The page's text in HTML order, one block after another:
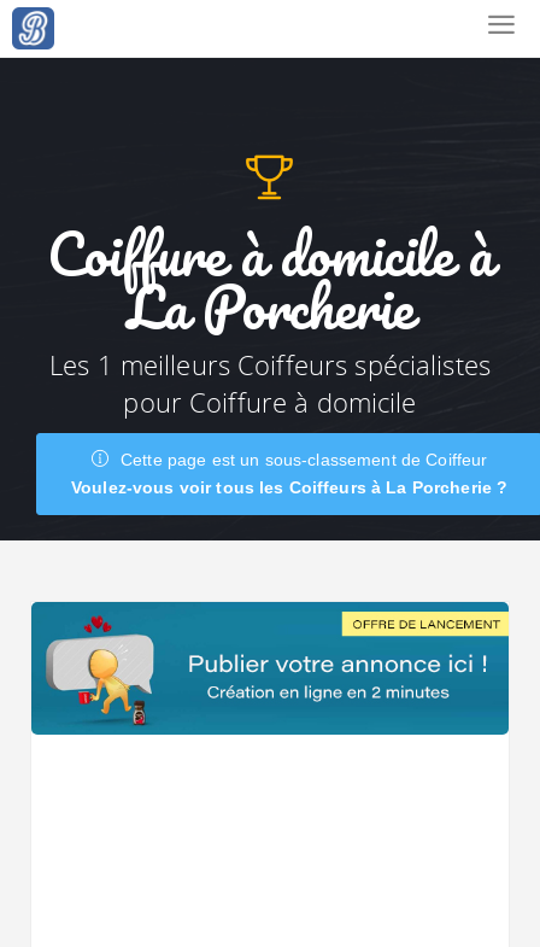
Coiffure à domicile à
La Porcherie
Les 1 meilleurs Coiffeurs spécialistes
pour Coiffure à domicile
Cette page est un sous-classement de Coiffeur
Voulez-vous voir tous les Coiffeurs à La Porcherie ?